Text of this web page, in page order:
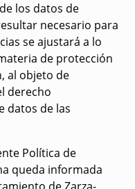
los datos de
necesario para
se ajustará a lo
de protección
al objeto de
derecho
datos de las
Política de
queda informada